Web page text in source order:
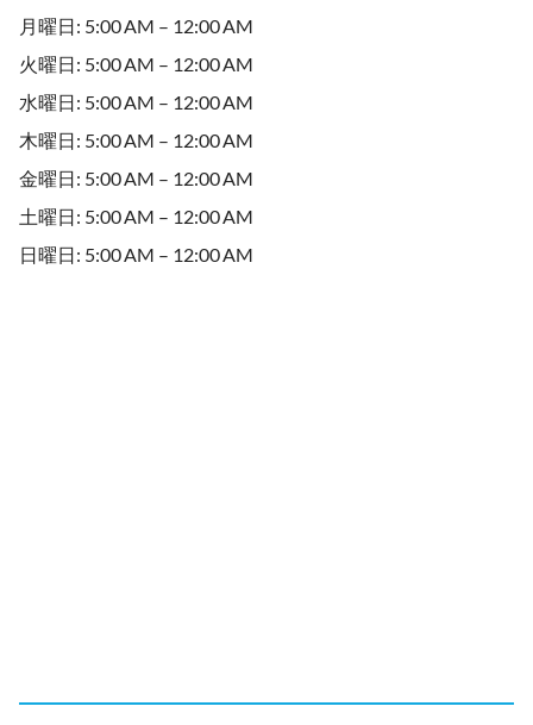
月曜日: 5:00 AM – 12:00 AM
火曜日: 5:00 AM – 12:00 AM
水曜日: 5:00 AM – 12:00 AM
木曜日: 5:00 AM – 12:00 AM
金曜日: 5:00 AM – 12:00 AM
土曜日: 5:00 AM – 12:00 AM
日曜日: 5:00 AM – 12:00 AM